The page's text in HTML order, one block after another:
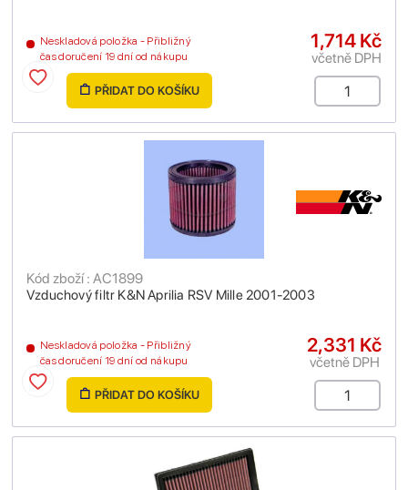
Neskladová položka - Přibližný
čas doručení 19 dní od nákupu
1,714 Kč
včetně DPH
PŘIDAT DO KOŠÍKU
Vzduchový filtr K&N Aprilia RSV Mille 2001-2003
Kód zboží : AC1899
Neskladová položka - Přibližný
čas doručení 19 dní od nákupu
2,331 Kč
včetně DPH
PŘIDAT DO KOŠÍKU